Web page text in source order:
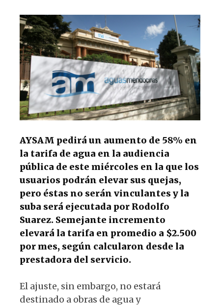
p
p
o
o
k
m
AYSAM pedirá un aumento de 58% en
la tarifa de agua en la audiencia
pública de este miércoles en la que los
usuarios podrán elevar sus quejas,
pero éstas no serán vinculantes y la
suba será ejecutada por Rodolfo
Suarez. Semejante incremento
elevará la tarifa en promedio a $2.500
por mes, según calcularon desde la
prestadora del servicio.
El ajuste, sin embargo, no estará
destinado a obras de agua y